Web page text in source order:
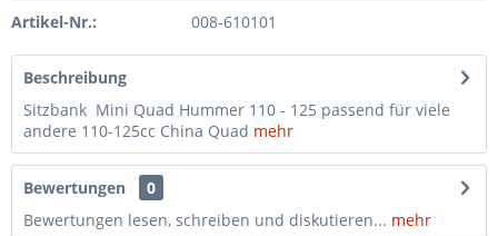
Artikel-Nr.: 008-610101
Beschreibung
Sitzbank Mini Quad Hummer 110 - 125 passend für viele
andere 110-125cc China Quad mehr
Bewertungen
0
Bewertungen lesen, schreiben und diskutieren... mehr